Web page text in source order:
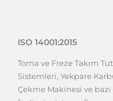
ISO 14001:2015
Torna ve Freze Takım
Sistemleri, Yekpare
Çekme Makinesi ve